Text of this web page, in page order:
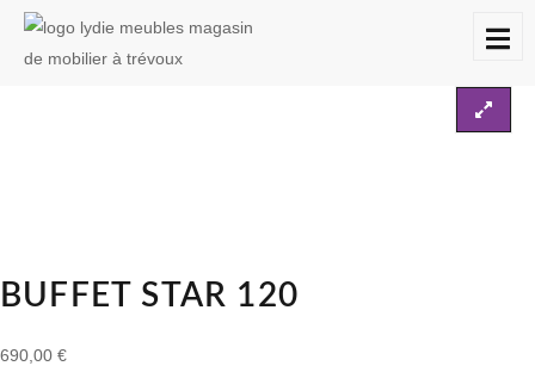
Accueil Les buffets Buffet STAR 120
BUFFET STAR 120
690,00 €